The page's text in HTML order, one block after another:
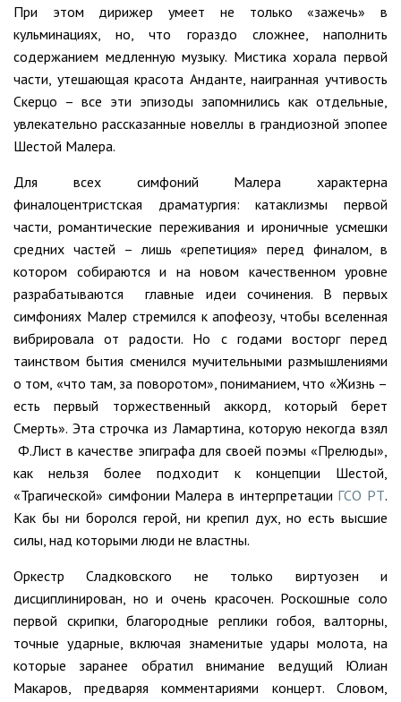
При этом дирижер умеет не только «зажечь» в
кульминациях, но, что гораздо сложнее, наполнить
содержанием медленную музыку. Мистика хорала первой
части, утешающая красота Анданте, наигранная учтивость
Скерцо – все эти эпизоды запомнились как отдельные,
увлекательно рассказанные новеллы в грандиозной эпопее
Шестой Малера.
Для всех симфоний Малера характерна
финалоцентристская драматургия: катаклизмы первой
части, романтические переживания и ироничные усмешки
средних частей – лишь «репетиция» перед финалом, в
котором собираются и на новом качественном уровне
разрабатываются главные идеи сочинения. В первых
симфониях Малер стремился к апофеозу, чтобы вселенная
вибрировала от радости. Но с годами восторг перед
таинством бытия сменился мучительными размышлениями
о том, «что там, за поворотом», пониманием, что «Жизнь –
есть первый торжественный аккорд, который берет
Смерть». Эта строчка из Ламартина, которую некогда взял
Ф.Лист в качестве эпиграфа для своей поэмы «Прелюды»,
как нельзя более подходит к концепции Шестой,
«Трагической» симфонии Малера в интерпретации ГСО РТ.
Как бы ни боролся герой, ни крепил дух, но есть высшие
силы, над которыми люди не властны.
Оркестр Сладковского не только виртуозен и
дисциплинирован, но и очень красочен. Роскошные соло
первой скрипки, благородные реплики гобоя, валторны,
точные ударные, включая знаменитые удары молота, на
которые заранее обратил внимание ведущий Юлиан
Макаров, предваряя комментариями концерт. Словом,